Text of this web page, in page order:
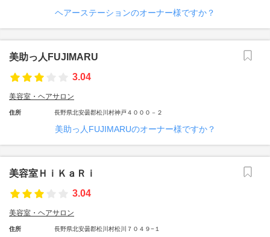
ヘアーステーションのオーナー様ですか？
美助っ人FUJIMARU
3.04
美容室・ヘアサロン
住所 長野県北安曇郡松川村神戸４０００－２
美助っ人FUJIMARUのオーナー様ですか？
美容室ＨｉＫａＲｉ
3.04
美容室・ヘアサロン
住所 長野県北安曇郡松川村松川７０４９−１